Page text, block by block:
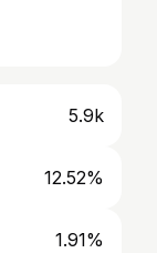
5.9k
12.52%
1.91%